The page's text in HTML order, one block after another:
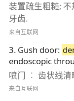
装置疏生粗糙;
牙齿.
来自互联网
3. Gush door:
endoscopic
喷门 ︰ 齿状线
来自互联网